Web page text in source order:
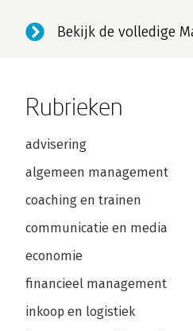
Bekijk de volledige
Rubrieken
advisering
algemeen management
coaching en trainen
communicatie en media
economie
financieel management
inkoop en logistiek